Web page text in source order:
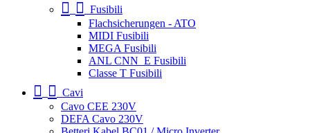
Fusibili
Flachsicherungen - ATO
MIDI Fusibili
MEGA Fusibili
ANL CNN_E Fusibili
Classe T Fusibili
Cavi
Cavo CEE 230V
DEFA Cavo 230V